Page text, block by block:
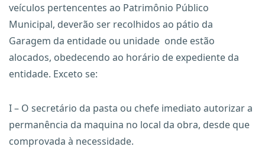
veículos pertencentes ao Patrimônio Público
Municipal, deverão ser recolhidos ao pátio da
Garagem da entidade ou unidade onde estão
alocados, obedecendo ao horário de expediente da
entidade. Exceto se:
I – O secretário da pasta ou chefe imediato autorizar a
permanência da maquina no local da obra, desde que
comprovada à necessidade.